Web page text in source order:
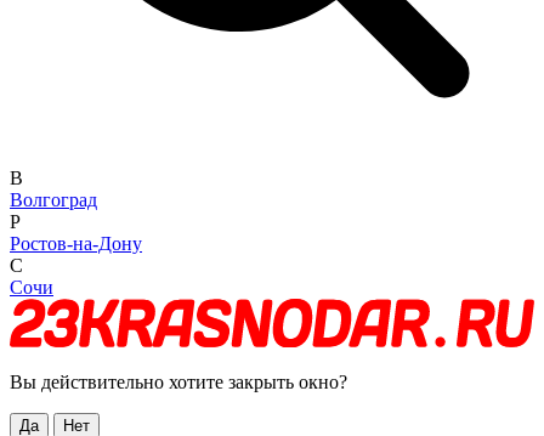
В
Волгоград
Р
Ростов-на-Дону
С
Сочи
Вы действительно хотите закрыть окно?
Да Нет